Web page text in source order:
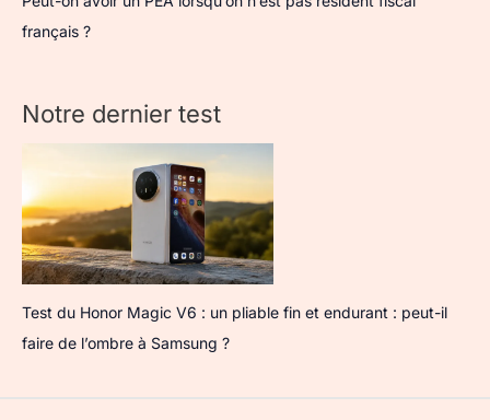
français ?
Notre dernier test
Test du Honor Magic V6 : un pliable fin et endurant : peut-il
faire de l’ombre à Samsung ?